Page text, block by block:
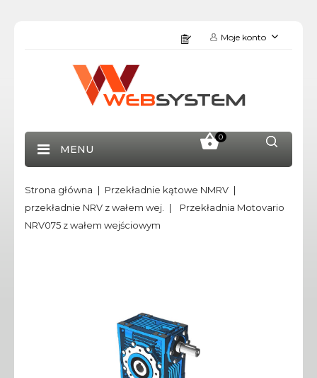
Moje konto
0
MENU
Strona główna
Przekładnie kątowe NMRV
przekładnie NRV z wałem wej.
Przekładnia Motovario
NRV075 z wałem wejściowym